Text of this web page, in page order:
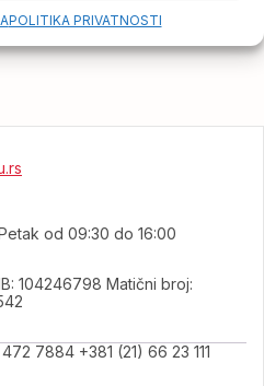
POLITIKA PRIVATNOSTI
2021. godine
od 09:30 do 16:00
104246798 Matični broj:
7884 +381 (21) 66 23 111